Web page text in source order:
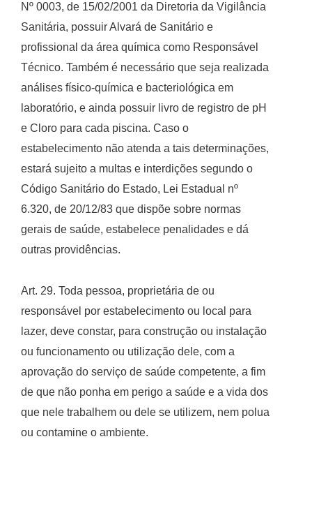
Nº 0003, de 15/02/2001 da Diretoria da Vigilância
Sanitária, possuir Alvará de Sanitário e
profissional da área química como Responsável
Técnico. Também é necessário que seja realizada
análises físico-química e bacteriológica em
laboratório, e ainda possuir livro de registro de pH
e Cloro para cada piscina. Caso o
estabelecimento não atenda a tais determinações,
estará sujeito a multas e interdições segundo o
Código Sanitário do Estado, Lei Estadual nº
6.320, de 20/12/83 que dispõe sobre normas
gerais de saúde, estabelece penalidades e dá
outras providências.
Art. 29. Toda pessoa, proprietária de ou
responsável por estabelecimento ou local para
lazer, deve constar, para construção ou instalação
ou funcionamento ou utilização dele, com a
aprovação do serviço de saúde competente, a fim
de que não ponha em perigo a saúde e a vida dos
que nele trabalhem ou dele se utilizem, nem polua
ou contamine o ambiente.